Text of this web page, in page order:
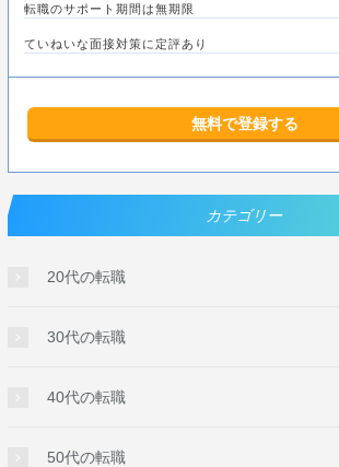
転職のサポート期間は無期限
ていねいな面接対策に定評あり
無料で登録する
カテゴリー
20代の転職
30代の転職
40代の転職
50代の転職